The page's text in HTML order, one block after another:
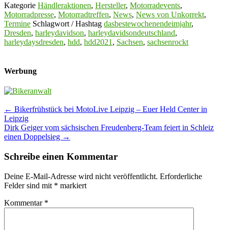
Kategorie Händleraktionen, Hersteller, Motorradevents,
Motorradpresse, Motorradtreffen, News, News von Unkorrekt,
Termine Schlagwort / Hashtag dasbestewochenendeimjahr,
Dresden, harleydavidson, harleydavidsondeutschland,
harleydaysdresden, hdd, hdd2021 , Sachsen, sachsenrockt
Werbung
Post
navigation
← Bikerfrühstück bei MotoLive Leipzig – Euer Held Center in
Leipzig
Dirk Geiger vom sächsischen Freudenberg-Team feiert in Schleiz
einen Doppelsieg →
Schreibe einen Kommentar
Deine E-Mail-Adresse wird nicht veröffentlicht. Erforderliche
Felder sind mit * markiert
Kommentar *